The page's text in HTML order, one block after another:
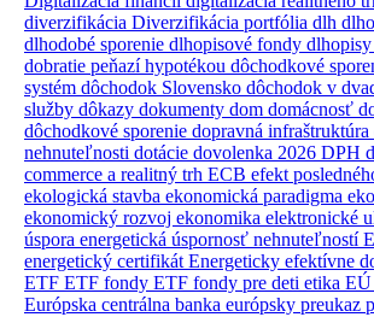
diverzifikácia Diverzifikácia portfólia dlh
dlhodobé sporenie dlhopisové fondy dlhopisy
dobratie peňazí hypotékou dôchodkové
systém dôchodok Slovensko dôchodok v
služby dôkazy dokumenty dom domácnosť
dôchodkové sporenie dopravná infraštruktúra
nehnuteľnosti dotácie dovolenka 2026 DPH
commerce a realitný trh ECB efekt
ekologická stavba ekonomická paradigma
ekonomický rozvoj ekonomika elektronické
úspora energetická úspornosť nehnuteľností
energetický certifikát Energeticky efektívne
ETF ETF fondy ETF fondy pre deti etika EÚ
Európska centrálna banka európsky preukaz